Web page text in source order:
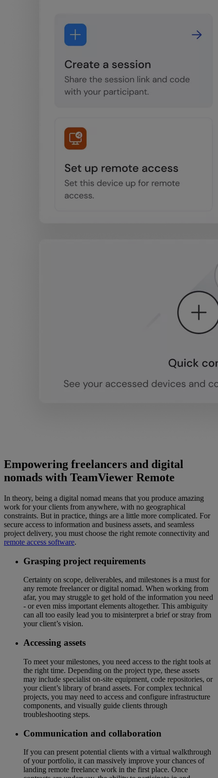
Empowering freelancers and digital
nomads with TeamViewer Remote
In theory, being a digital nomad means that you produce amazing
work for your clients from anywhere, with no geographical
constraints. But in practice, things are a little more complicated. For
secure access to information and business assets, and seamless
project delivery, you must choose the right remote connectivity and
remote access software.
Grasping project requirements
Certainty on scope, deliverables, and milestones is a must for
any remote freelancer or digital nomad. When working from
afar, you may struggle to get hold of the information you need
- or even miss important elements altogether. This ambiguity
can all too easily lead you to misinterpret a brief or stray from
your client’s vision.
Accessing assets
To meet your milestones, you need access to the right tools at
the right time. Depending on the project type, these assets
may include specialist on-site equipment, code repositories, or
your client’s library of brand assets. For complex technical
projects, you may need to access and configure infrastructure
components, and visually guide clients through
troubleshooting steps.
Communication and collaboration
If you can present potential clients with a virtual walkthrough
of your portfolio, it can massively improve your chances of
landing remote freelance work in the first place. Once